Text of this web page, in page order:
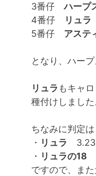
3番仔ハープ
4番仔
リュラ
5番仔 アステ
となり、ハー
リュラ もキャ
種付けしました
ちなみに判定は
・ リュラ 3.23
・ リュラの18
ですので、ま